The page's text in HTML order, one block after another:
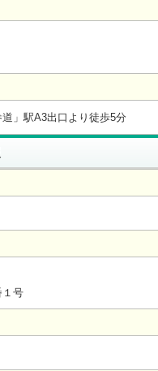
」駅A3出口より徒歩5分
１号